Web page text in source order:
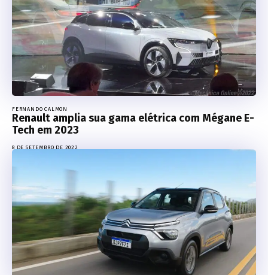
FERNANDO CALMON
Renault amplia sua gama elétrica com Mégane E-
Tech em 2023
8 DE SETEMBRO DE 2022